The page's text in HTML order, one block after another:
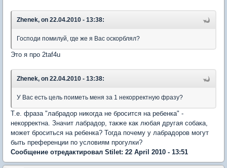
Zhenek, on 22.04.2010 - 13:38:
Господи помилуй, где же я Вас оскорблял?
Это я про 2taf4u
Zhenek, on 22.04.2010 - 13:38:
У Вас есть цель поиметь меня за 1 некорректную фразу?
Т.е. фраза "лабрадор никогда не бросится на ребенка" -
некорректна. Значит лабрадор, также как любая другая собака,
может броситься на ребенка? Тогда почему у лабрадоров могут
быть преференции по условиям прогулки?
Сообщение отредактировал Stilet: 22 April 2010 - 13:51